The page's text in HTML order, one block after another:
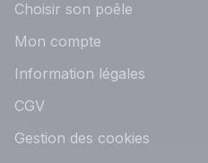
Choisir son poêle
Mon compte
Information légales
CGV
Gestion des cookies